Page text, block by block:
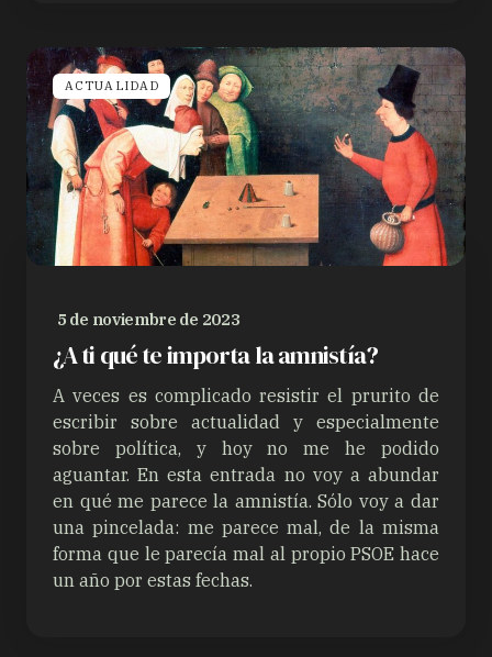
ACTUALIDAD
5 de noviembre de 2023
¿A ti qué te importa la amnistía?
A veces es complicado resistir el prurito de
escribir sobre actualidad y especialmente
sobre política, y hoy no me he podido
aguantar. En esta entrada no voy a abundar
en qué me parece la amnistía. Sólo voy a dar
una pincelada: me parece mal, de la misma
forma que le parecía mal al propio PSOE hace
un año por estas fechas.